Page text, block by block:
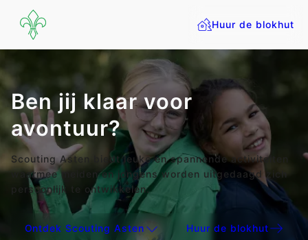
Huur de blokhut
Ben jij klaar voor
avontuur?
Scouting Asten biedt leuke en spannende activiteiten
waarmee meiden en jongens worden uitgedaagd zich
persoonlijk te ontwikkelen.
Ontdek Scouting Asten Huur de blokhut